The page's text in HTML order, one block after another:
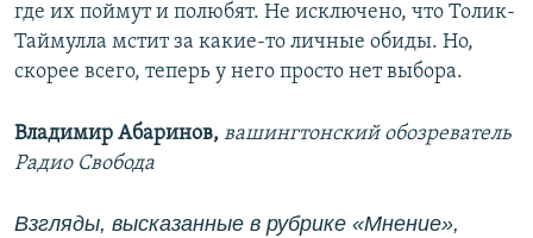
где их поймут и полюбят. Не исключено, что Толик-
Таймулла мстит за какие-то личные обиды. Но,
скорее всего, теперь у него просто нет выбора.
Владимир Абаринов, вашингтонский обозреватель
Радио Свобода
Взгляды, высказанные в рубрике «Мнение»,